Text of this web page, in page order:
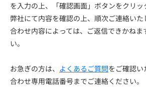
カンボジアスタッフ紹介
古着deワクチンセンター紹介
ご利用者様のお声 よく
を入力の上、「確認画面」ボタンをクリッ
弊社にて内容を確認の上、順次ご連絡い
合わせ内容によっては、ご返信できかねま
い。
お急ぎの方は、 よくあるご質問をご確認
合わせ専用電話番号までご連絡ください。